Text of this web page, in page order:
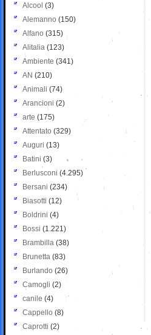
Alcool (3)
Alemanno (150)
Alfano (315)
Alitalia (123)
Ambiente (341)
AN (210)
Animali (74)
Arancioni (2)
arte (175)
Attentato (329)
Auguri (13)
Batini (3)
Berlusconi (4.295)
Bersani (234)
Biasotti (12)
Boldrini (4)
Bossi (1.221)
Brambilla (38)
Brunetta (83)
Burlando (26)
Camogli (2)
canile (4)
Cappello (8)
Caprotti (2)